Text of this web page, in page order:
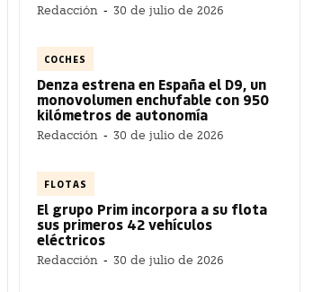
Redacción - 30 de julio de 2026
COCHES
Denza estrena en España el D9, un
monovolumen enchufable con 950
kilómetros de autonomía
Redacción - 30 de julio de 2026
FLOTAS
El grupo Prim incorpora a su flota
sus primeros 42 vehículos
eléctricos
Redacción - 30 de julio de 2026